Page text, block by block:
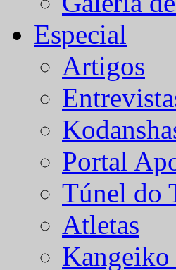
Especial
Artigos
Portal
Túnel do
Atletas